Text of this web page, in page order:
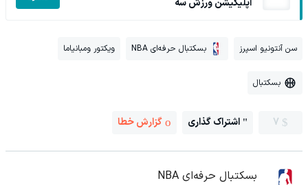
سن آنتونیو اسپرز بسکتبال حرفه‌ای NBA ویکتور ومبانیاما
بسکتبال
7 اشتراک گذاری گزارش خطا
بسکتبال حرفه‌ای NBA